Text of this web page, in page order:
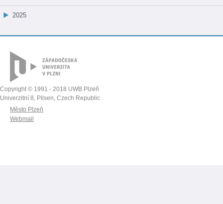
2025
Copyright © 1991 - 2018 UWB Plzeň
Univerzitní 8, Pilsen, Czech Republic
Město Plzeň
Webmail